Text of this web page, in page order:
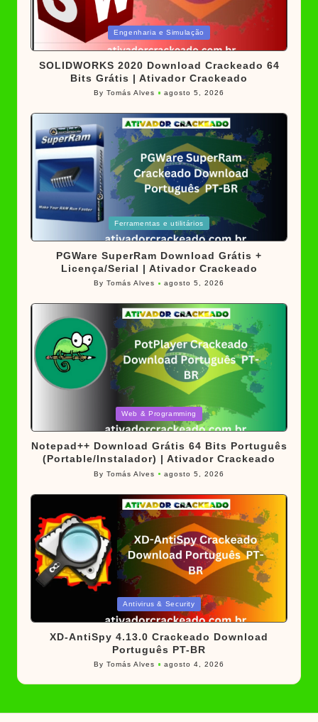
Posted
Engenharia e Simulação
SOLIDWORKS 2020 Download Crackeado 64
Bits Grátis | Ativador Crackeado
Posted
ByTomás Alves agosto 5, 2026
Posted
Ferramentas e utilitários
PGWare SuperRam Download Grátis +
Licença/Serial | Ativador Crackeado
Posted
ByTomás Alves agosto 5, 2026
Web & Programming
Notepad++ Download Grátis 64 Bits Português
(Portable/Instalador) | Ativador Crackeado
Posted
ByTomás Alves agosto 5, 2026
Antivirus & Security
XD-AntiSpy 4.13.0 Crackeado Download
Português PT-BR
Posted
by
ByTomás Alves agosto 4, 2026